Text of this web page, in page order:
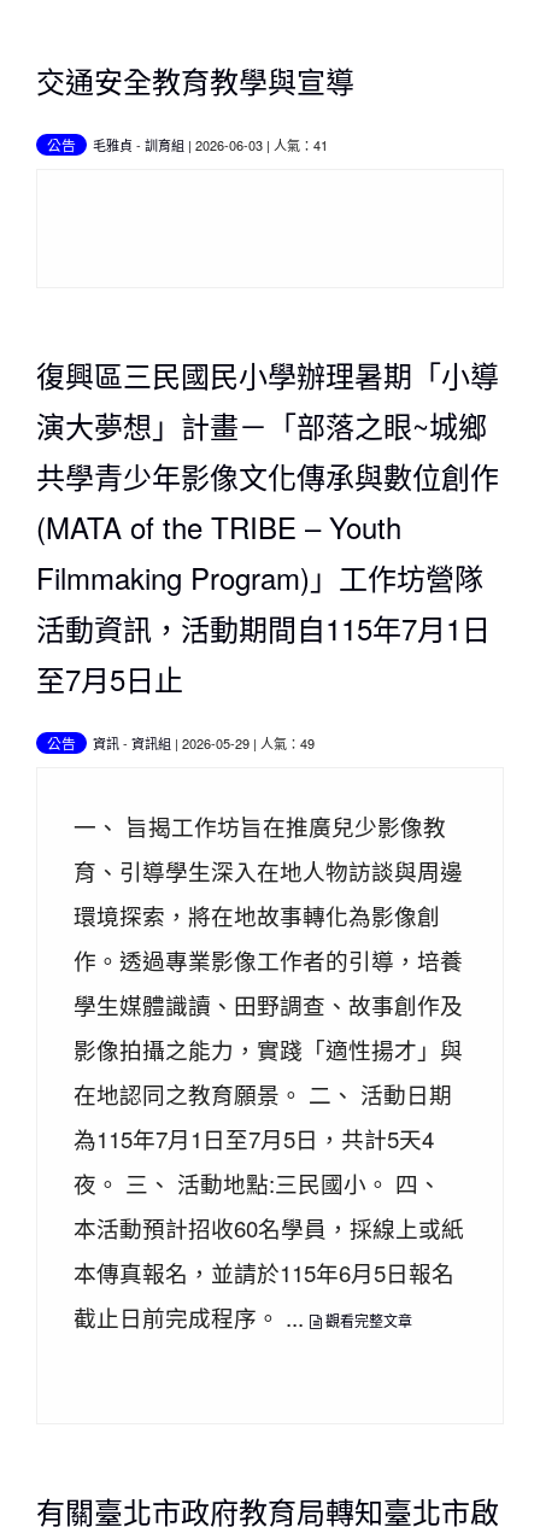
交通安全教育教學與宣導
公告 毛雅貞 - 訓育組 | 2026-06-03 | 人氣：41
復興區三民國民小學辦理暑期「小導
演大夢想」計畫－「部落之眼~城鄉
共學青少年影像文化傳承與數位創作
(MATA of the TRIBE – Youth
Filmmaking Program)」工作坊營隊
活動資訊，活動期間自115年7月1日
至7月5日止
公告 資訊- 資訊組 | 2026-05-29 | 人氣：49
一、 旨揭工作坊旨在推廣兒少影像教
育、引導學生深入在地人物訪談與周邊
環境探索，將在地故事轉化為影像創
作。透過專業影像工作者的引導，培養
學生媒體識讀、田野調查、故事創作及
影像拍攝之能力，實踐「適性揚才」與
在地認同之教育願景。 二、 活動日期
為115年7月1日至7月5日，共計5天4
夜。 三、 活動地點:三民國小。 四、
本活動預計招收60名學員，採線上或紙
本傳真報名，並請於115年6月5日報名
截止日前完成程序。 ...
觀看完整文章
有關臺北市政府教育局轉知臺北市啟